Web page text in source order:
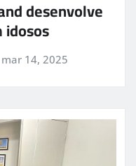
desenvolve
mar 14, 2025